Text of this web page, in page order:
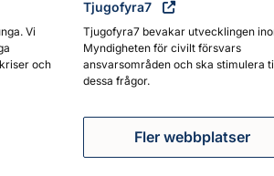
Vi
och
Tjugofyra7
Tjugofyra7 bevakar utvecklingen
Myndigheten för civilt försvars
ansvarsområden och ska stimulera
dessa frågor.
Fler webbplatser